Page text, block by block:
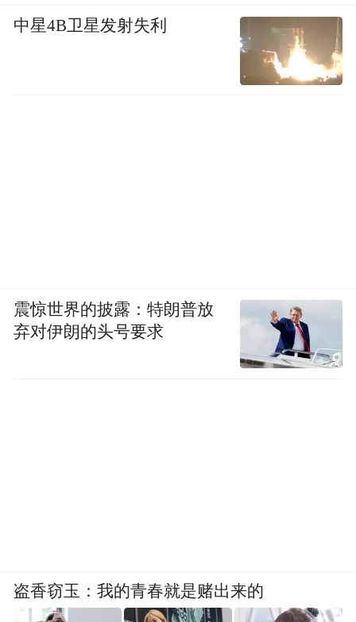
中星4B卫星发射失利
震惊世界的披露：特朗普放
弃对伊朗的头号要求
盗香窃玉：我的青春就是赌出来的